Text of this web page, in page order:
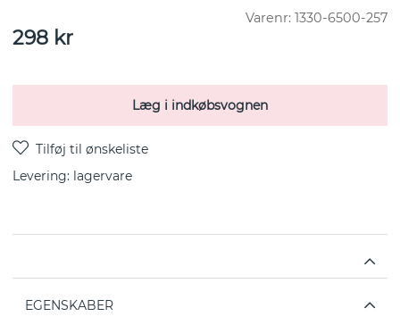
Varenr: 1330-6500-257
298 kr
Læg i indkøbsvognen
Levering: lagervare
EGENSKABER